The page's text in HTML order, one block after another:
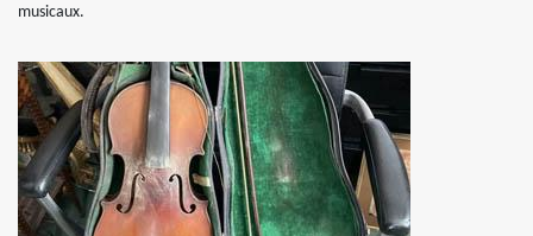
musicaux.